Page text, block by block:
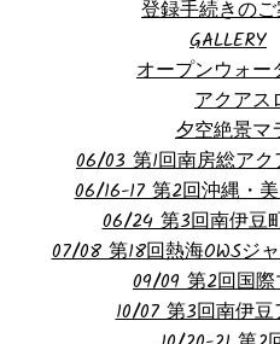
登録手続きの
GALLERY
オープンウォー
アクアス
夕空絶景マ
06/03 第1回南房総ア
06/16-17 第2回沖縄・
06/24 第3回南伊豆
07/08 第18回熱海OWSジ
09/09 第2回国
10/07 第3回南伊